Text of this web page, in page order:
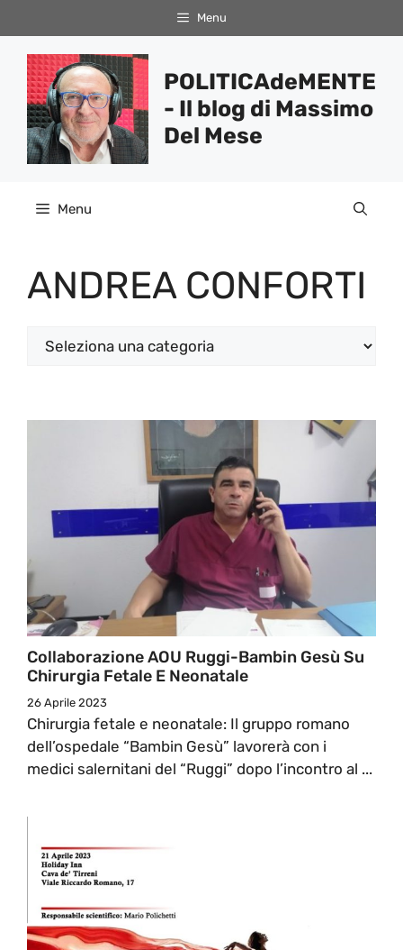
al
contenuto
Menu
POLITICAdeMENTE
- Il blog di Massimo
Del Mese
Menu
ANDREA CONFORTI
Categorie
Collaborazione AOU Ruggi-Bambin Gesù Su
Chirurgia Fetale E Neonatale
26 Aprile 2023
Chirurgia fetale e neonatale: Il gruppo romano
dell’ospedale “Bambin Gesù” lavorerà con i
medici salernitani del “Ruggi” dopo l’incontro al ...